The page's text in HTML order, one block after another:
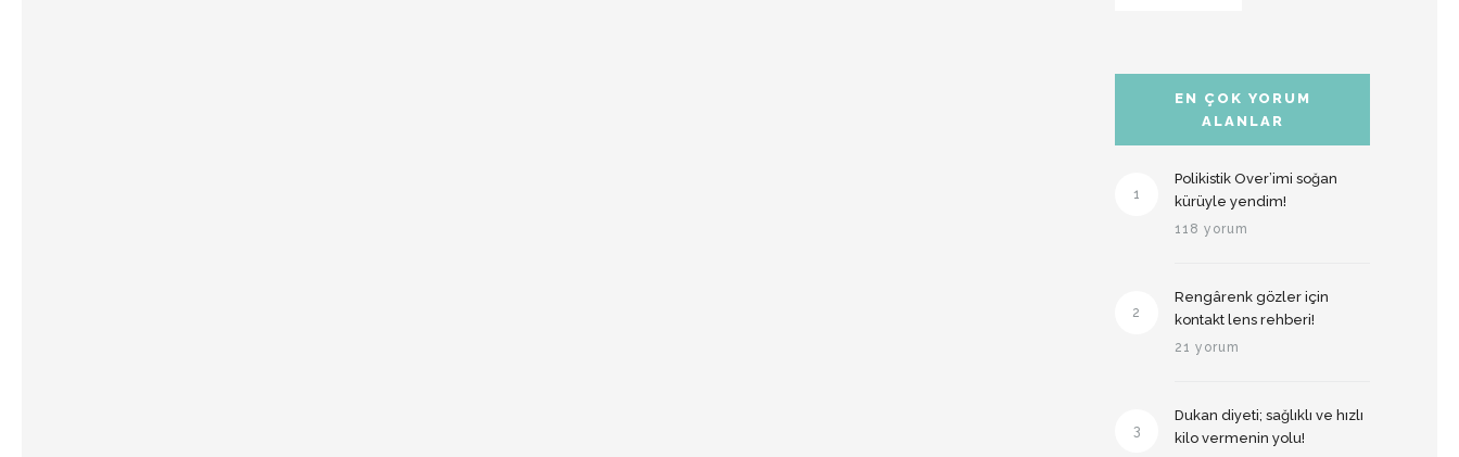
EN ÇOK YORUM
ALANLAR
1
Polikistik Over’imi soğan
kürüyle yendim!
118 yorum
2
Rengârenk gözler için
kontakt lens rehberi!
21 yorum
3
Dukan diyeti; sağlıklı ve hızlı
kilo vermenin yolu!